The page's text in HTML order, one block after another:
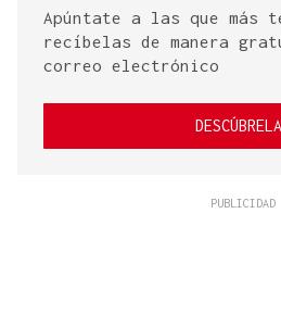
Apúntate a las que más
recíbelas de manera
correo electrónico